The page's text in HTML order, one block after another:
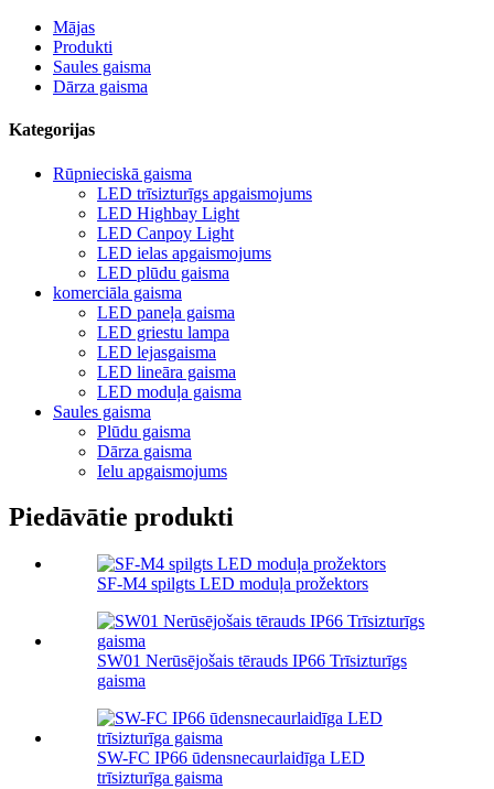
Mājas
Produkti
Saules gaisma
Dārza gaisma
Kategorijas
Rūpnieciskā gaisma
LED trīsizturīgs apgaismojums
LED Highbay Light
LED Canpoy Light
LED ielas apgaismojums
LED plūdu gaisma
komerciāla gaisma
LED paneļa gaisma
LED griestu lampa
LED lejasgaisma
LED lineāra gaisma
LED moduļa gaisma
Saules gaisma
Plūdu gaisma
Dārza gaisma
Ielu apgaismojums
Piedāvātie produkti
SF-M4 spilgts LED moduļa prožektors
SW01 Nerūsējošais tērauds IP66 Trīsizturīgs
gaisma
SW-FC IP66 ūdensnecaurlaidīga LED
trīsizturīga gaisma